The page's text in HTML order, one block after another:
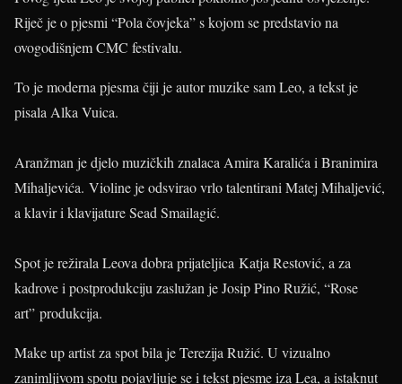
Riječ je o pjesmi “Pola čovjeka” s kojom se predstavio na
ovogodišnjem CMC festivalu.
To je moderna pjesma čiji je autor muzike sam Leo, a tekst je
pisala Alka Vuica.
Aranžman je djelo muzičkih znalaca Amira Karalića i Branimira
Mihaljevića. Violine je odsvirao vrlo talentirani Matej Mihaljević,
a klavir i klavijature Sead Smailagić.
Spot je režirala Leova dobra prijateljica Katja Restović, a za
kadrove i postprodukciju zaslužan je Josip Pino Ružić, “Rose
art” produkcija.
Make up artist za spot bila je Terezija Ružić. U vizualno
zanimljivom spotu pojavljuje se i tekst pjesme iza Lea, a istaknut